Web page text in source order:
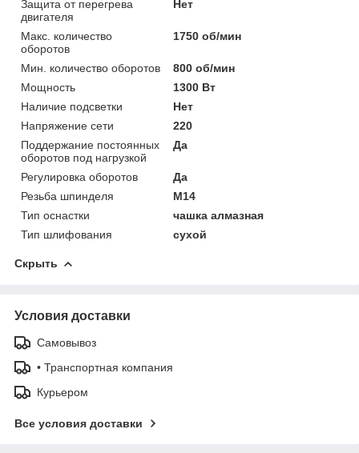
Защита от перегрева
двигателя
Нет
Макс. количество
оборотов
1750 об/мин
Мин. количество оборотов
800 об/мин
Мощность
1300 Вт
Наличие подсветки
Нет
Напряжение сети
220
Поддержание постоянных
оборотов под нагрузкой
Да
Регулировка оборотов
Да
Резьба шпинделя
M14
Тип оснастки
чашка алмазная
Тип шлифования
сухой
Скрыть
Условия доставки
Самовывоз
• Транспортная компания
Курьером
Все условия доставки